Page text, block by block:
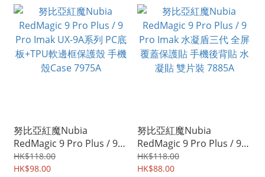
努比亞紅魔Nubia
RedMagic 9 Pro Plus / 9
Pro Imak UX-9A系列 PC底
板+TPU軟邊框保護殼 手機
HK$118.00
HK$98.00
努比亞紅魔Nubia
RedMagic 9 Pro Plus / 9
Pro Imak 水凝盾三代 全屏
覆蓋保護貼 手機後背貼 水
HK$118.00
HK$88.00